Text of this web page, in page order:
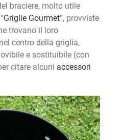
braciere, molto utile
Griglie Gourmet”, provviste
trovano il loro
centro della griglia,
e sostituibile (con
citare alcuni accessori